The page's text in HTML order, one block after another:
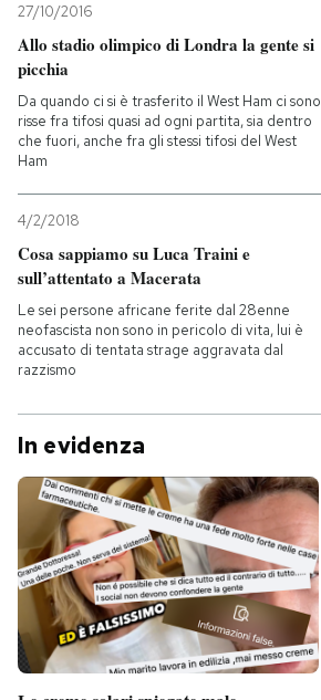
27/10/2016
Allo stadio olimpico di Londra la gente si
picchia
Da quando ci si è trasferito il West Ham ci sono
risse fra tifosi quasi ad ogni partita, sia dentro
che fuori, anche fra gli stessi tifosi del West
Ham
4/2/2018
Cosa sappiamo su Luca Traini e
sull’attentato a Macerata
Le sei persone africane ferite dal 28enne
neofascista non sono in pericolo di vita, lui è
accusato di tentata strage aggravata dal
razzismo
In evidenza